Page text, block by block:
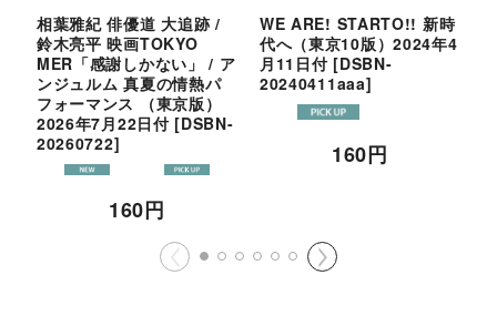
相葉雅紀 俳優道 大追跡 /
鈴木亮平 映画TOKYO
MER「感謝しかない」 / ア
ンジュルム 真夏の情熱パ
フォーマンス （東京版）
2026年7月22日付 [DSBN-
20260722]
160円
WE ARE! STARTO!! 新時
代へ（東京10版）2024年4
月11日付 [DSBN-
20240411aaa]
160円